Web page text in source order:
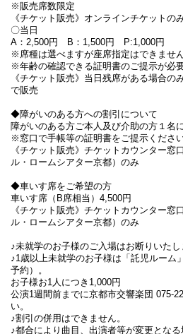
※販売席数限定
《チケット販売》オンラインチケットの
〇当日
A：2,500円 B：1,500円 P:1,000円
※席種は選べますが座席指定はできません
※年齢の確認できる証明書のご提示が必
《チケット販売》当日残席がある場合の
で販売
◆障がいのある方への割引について
障がいのある方ご本人及び介助の方１名
※窓口で手帳等の証明書をご提示ください
《チケット販売》チケットカウンター窓
ル・ロームシアター京都）のみ
◆車いす席をご希望の方
車いす席（B席相当）4,500円
《チケット販売》チケットカウンター窓
ル・ロームシアター京都）のみ
♪未就学のお子様のご入場はお断りいたし
♪1歳以上未就学のお子様は「託児ルーム
予約）。
お子様お1人につき1,000円
公演1週間前までに京都市交響楽団 075-
い。
♪割引の併用はできません。
♪都合により曲目、出演者等が変更となる